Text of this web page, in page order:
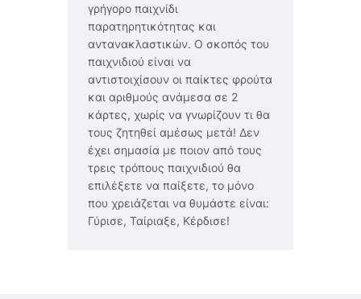
γρήγορο παιχνίδι
παρατηρητικότητας και
αντανακλαστικών. Ο σκοπός του
παιχνιδιού είναι να
αντιστοιχίσουν οι παίκτες φρούτα
και αριθμούς ανάμεσα σε 2
κάρτες, χωρίς να γνωρίζουν τι θα
τους ζητηθεί αμέσως μετά! Δεν
έχει σημασία με ποιον από τους
τρεις τρόπους παιχνιδιού θα
επιλέξετε να παίξετε, το μόνο
που χρειάζεται να θυμάστε είναι:
Γύρισε, Ταίριαξε, Κέρδισε!